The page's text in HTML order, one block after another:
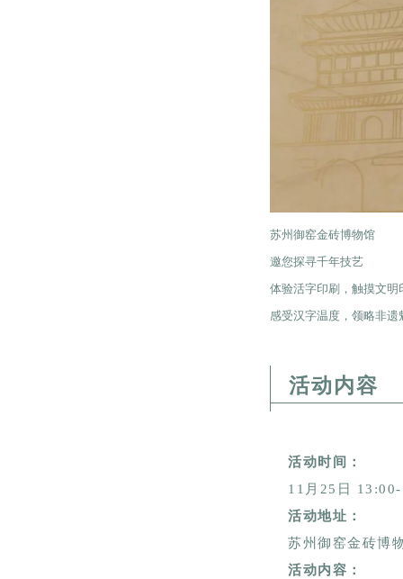
苏州御窑金砖博物馆
邀您探寻千年技艺
体验活字印刷，触摸文明
感受汉字温度，领略非遗
活动内容
活动时间：
11月25日
活动地址：
苏州御窑金砖博
活动内容：